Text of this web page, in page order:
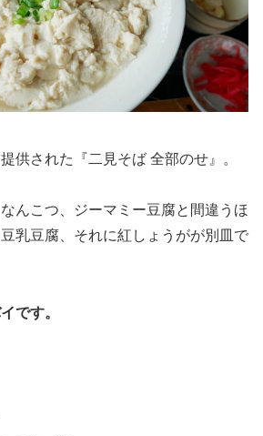
供された『二見そば 全部のせ』。
んこつ、ジーマミー豆腐と間違うほ
乳豆腐、それに紅しょうがが別皿で
です。